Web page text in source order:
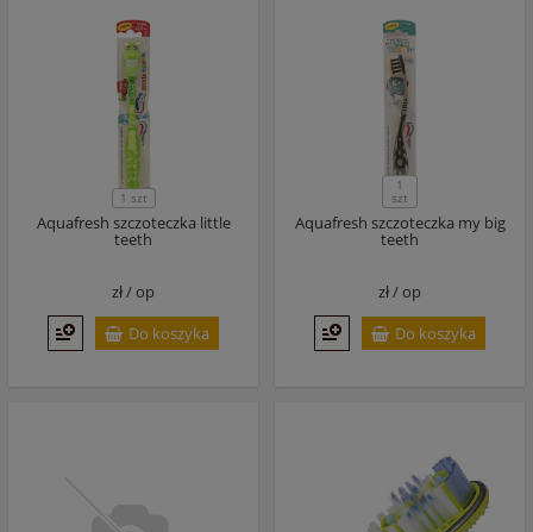
1 szt
Aquafresh szczoteczka little
teeth
zł /op
Do koszyka
1
szt
Aquafresh szczoteczka my big
teeth
zł /op
Do koszyka